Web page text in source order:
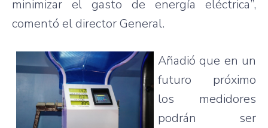
minimizar el gasto de energía eléctrica”,
comentó el director General.
Añadió que en un
futuro
próximo
los medidores
podrán
ser